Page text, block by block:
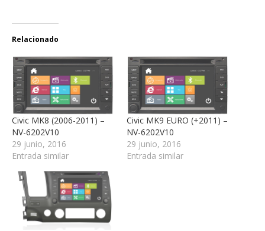
Relacionado
Civic MK8 (2006-2011) –
NV-6202V10
29 junio, 2016
Entrada similar
Civic MK9 EURO (+2011) –
NV-6202V10
29 junio, 2016
Entrada similar